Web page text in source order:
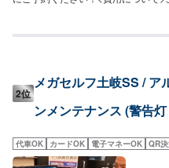
2位
メガセルフ土岐SS / ア
ンメンテナンス (警告
代車OK カードOK 電子マネーOK QR